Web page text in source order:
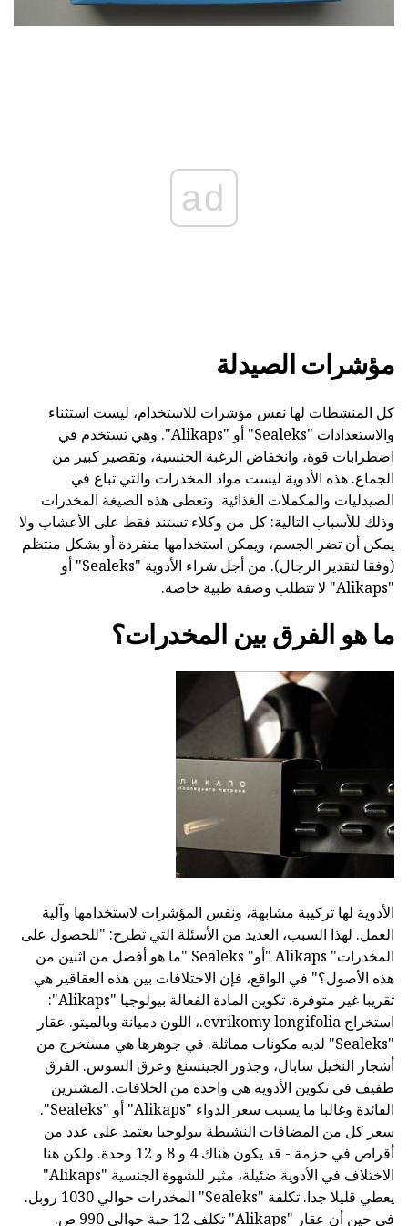
ad
مؤشرات الصيدلة
كل المنشطات لها نفس مؤشرات للاستخدام، ليست استثناء
والاستعدادات "Sealeks" أو "Alikaps". وهي تستخدم في
اضطرابات قوة، وانخفاض الرغبة الجنسية، وتقصير كبير من
الجماع. هذه الأدوية ليست مواد المخدرات والتي تباع في
الصيدليات والمكملات الغذائية. وتعطى هذه الصيغة المخدرات
وذلك للأسباب التالية: كل من وكلاء تستند فقط على الأعشاب ولا
يمكن أن تضر الجسم، ويمكن استخدامها منفردة أو بشكل منتظم
(وفقا لتقدير الرجال). من أجل شراء الأدوية "Sealeks" أو
"Alikaps" لا تتطلب وصفة طبية خاصة.
ما هو الفرق بين المخدرات؟
الأدوية لها تركيبة مشابهة، ونفس المؤشرات لاستخدامها وآلية
العمل. لهذا السبب، العديد من الأسئلة التي تطرح: "للحصول على
المخدرات" Alikaps "أو" Sealeks "ما هو أفضل من اثنين من
هذه الأصول؟" في الواقع، فإن الاختلافات بين هذه العقاقير هي
تقريبا غير متوفرة. تكوين المادة الفعالة بيولوجيا "Alikaps":
استخراج evrikomy longifolia.، اللون دميانة وبالميتو. عقار
"Sealeks" لديه مكونات مماثلة. في جوهرها هي مستخرج من
أشجار النخيل سابال، وجذور الجينسنغ وعرق السوس. الفرق
طفيف في تكوين الأدوية هي واحدة من الخلافات. المشترين
الفائدة وغالبا ما يسبب سعر الدواء "Alikaps" أو "Sealeks".
سعر كل من المضافات النشيطة بيولوجيا يعتمد على عدد من
أقراص في حزمة - قد يكون هناك 4 و 8 و 12 وحدة. ولكن هنا
الاختلاف في الأدوية ضئيلة، مثير للشهوة الجنسية "Alikaps"
يعطي قليلا جدا. تكلفة "Sealeks" المخدرات حوالي 1030 روبل.
في حين أن عقار "Alikaps" تكلف 12 حبة حوالي 990 ص.